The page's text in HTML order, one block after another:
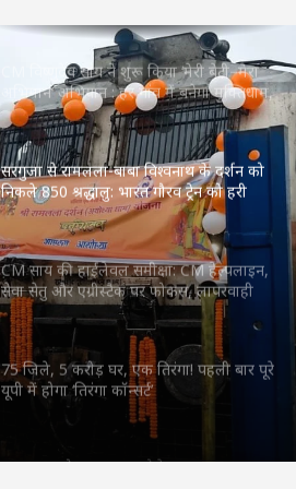
CM विष्णुदेव साय ने शुरू किया ‘मेरी बेटी–मेरा
अभिमान’ अभियान : हर गांव में बनेगा मुक्तिधाम,
स्कूलों में बालिकाओं के लिए शौचालय; 6,855
करोड़ से बदलेगी तस्वीर
सरगुजा से रामलला-बाबा विश्वनाथ के दर्शन को
निकले 850 श्रद्धालु: भारत गौरव ट्रेन को हरी
झंडी, बुजुर्ग बोले—‘सपना हुआ साकार’
CM साय की हाईलेवल समीक्षा: CM हेल्पलाइन,
सेवा सेतु और एग्रीस्टैक पर फोकस, लापरवाही
करने वाले अफसरों को चेतावनी
75 जिले, 5 करोड़ घर, एक तिरंगा! पहली बार पूरे
यूपी में होगा ‘तिरंगा कॉन्सर्ट’
RSS प्रमुख मोहन भागवत बोले- Gen Z सवाल